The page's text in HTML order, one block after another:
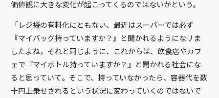
価値観に大きな変化が起こってくるのではないかという。
「レジ袋の有料化にともない、最近はスーパーでは必ず
『マイバッグ持っていますか？』と聞かれるようになリま
したよね。それと同じように、これからは、飲食店やカフ
ェで『マイボトル持っていますか？』と聞かれる社会にな
ると思っていて。そこで、持っていなかったら、容器代を数
十円上乗せされるという状況に変わっていくのではないで